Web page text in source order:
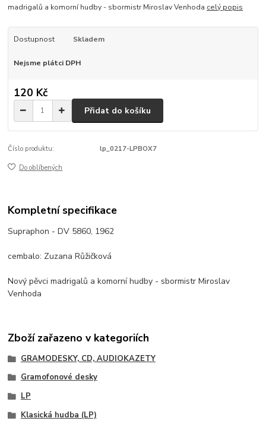
madrigalů a komorní hudby - sbormistr Miroslav Venhoda celý popis
Dostupnost Skladem
Nejsme plátci DPH
120 Kč
Přidat do košíku
Číslo produktu: lp_0217-LPBOX7
Do oblíbených
Kompletní specifikace
Supraphon - DV 5860, 1962
cembalo: Zuzana Růžičková
Nový pěvci madrigalů a komorní hudby - sbormistr Miroslav
Venhoda
Zboží zařazeno v kategoriích
GRAMODESKY, CD, AUDIOKAZETY
Gramofonové desky
LP
Klasická hudba (LP)